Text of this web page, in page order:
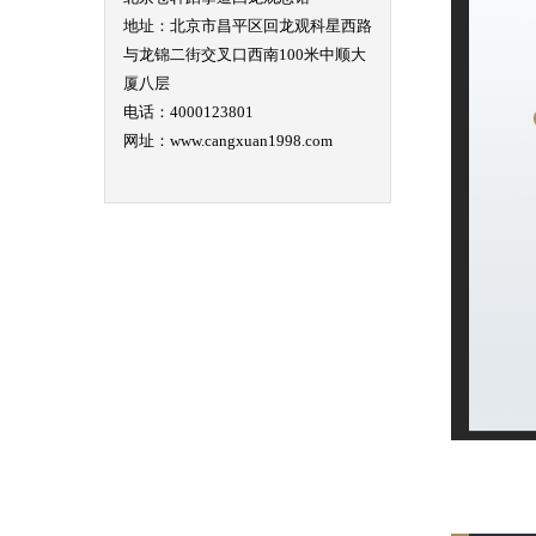
地址：北京市昌平区回龙观科星西路
与龙锦二街交叉口西南100米中顺大
厦八层
电话：4000123801
网址：www.cangxuan1998.com